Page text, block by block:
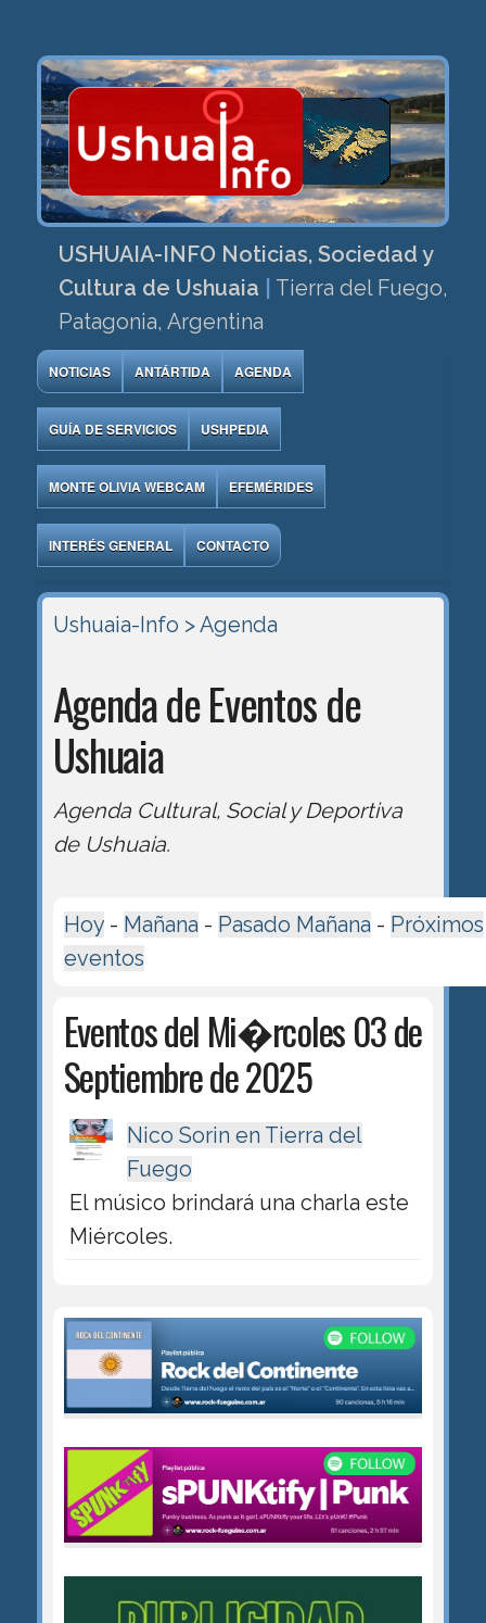
USHUAIA-INFO Noticias, Sociedad y
Cultura de Ushuaia
Tierra del Fuego,
Patagonia, Argentina
NOTICIAS ANTÁRTIDA AGENDA
GUÍA DE SERVICIOS USHPEDIA
MONTE OLIVIA WEBCAM EFEMÉRIDES
INTERÉS GENERAL CONTACTO
Ushuaia-Info > Agenda
Agenda de Eventos de
Ushuaia
Agenda Cultural, Social y Deportiva
de Ushuaia.
Hoy- Mañana - Pasado Mañana - Próximos
eventos
Eventos del Mi�rcoles 03 de
Septiembre de 2025
Nico Sorin en Tierra del
Fuego
El músico brindará una charla este
Miércoles.